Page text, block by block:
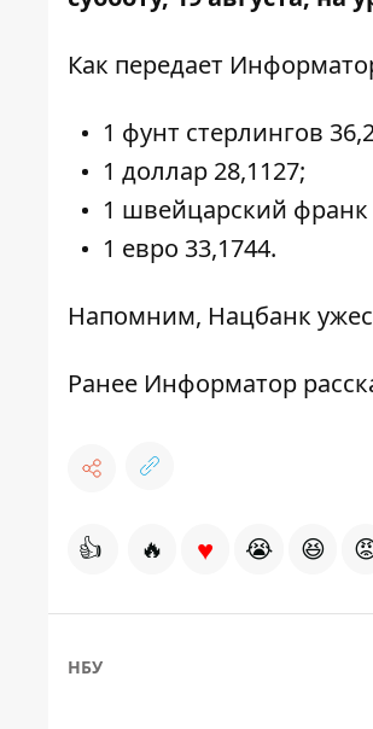
Как передает
1 фунт стерлингов
1 доллар 28,1127;
1 швейцарский франк
1 евро 33,1744.
Напомним, Нацбанк
Ранее Информатор
👍 🔥 ♥ 😭 😆
НБУ